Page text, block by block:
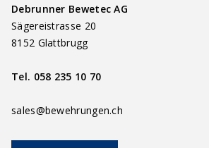
Debrunner Bewetec AG
Sägereistrasse 20
8152 Glattbrugg
Tel. 058 235 10 70
sales@bewehrungen.ch